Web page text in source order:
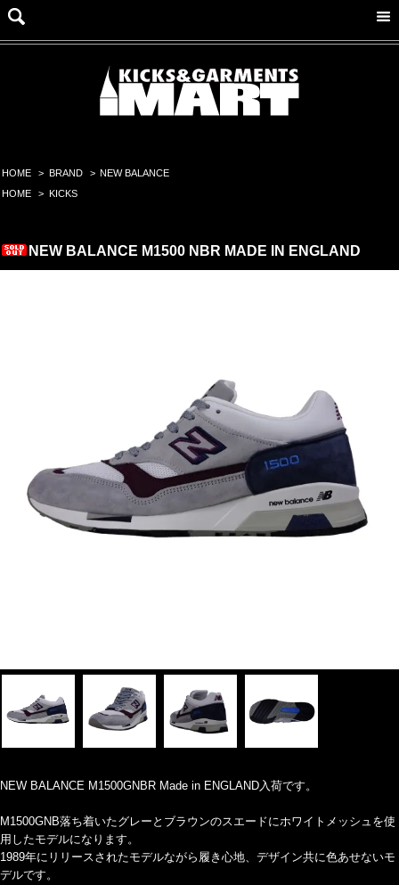
HOME > BRAND > NEW BALANCE
HOME
> KICKS
NEW BALANCE M1500 NBR MADE IN ENGLAND
NEW BALANCE M1500GNBR Made in ENGLAND入荷です。
M1500GNB落ち着いたグレーとブラウンのスエードにホワイトメッシュを使
用したモデルになります。
1989年にリリースされたモデルながら履き心地、デザイン共に色あせないモ
デルです。